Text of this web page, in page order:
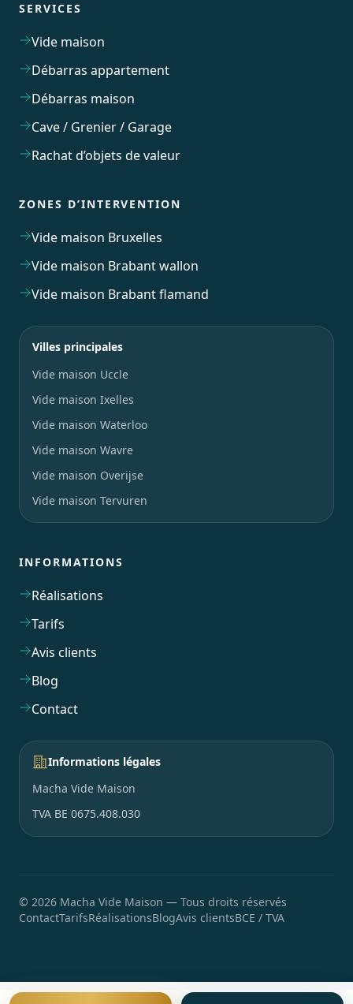
SERVICES
Vide maison
Débarras appartement
Débarras maison
Cave / Grenier / Garage
Rachat d’objets de valeur
ZONES D’INTERVENTION
Vide maison Bruxelles
Vide maison Brabant wallon
Vide maison Brabant flamand
Villes principales
Vide maison Uccle
Vide maison Ixelles
Vide maison Waterloo
Vide maison Wavre
Vide maison Overijse
Vide maison Tervuren
INFORMATIONS
Réalisations
Tarifs
Avis clients
Blog
Contact
Informations légales
Macha Vide Maison
TVA BE 0675.408.030
© 2026 Macha Vide Maison — Tous droits réservés
ContactTarifsRéalisationsBlogAvis clientsBCE / TVA